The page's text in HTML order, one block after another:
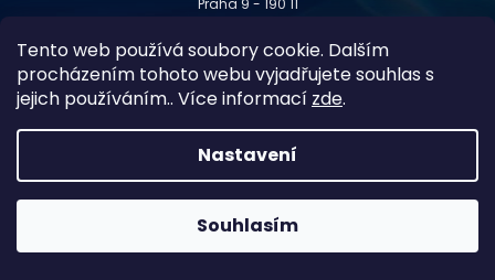
Tento web používá soubory cookie. Dalším
procházením tohoto webu vyjadřujete souhlas s
jejich používáním.. Více informací zde.
Nastavení
Souhlasím
Po-Út: 9:00 - 17:00
St: 8:30 - 15:00
Čt: 8:30 - 16:00
So - Ne: po dohodě
Platební metody